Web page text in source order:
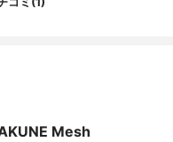
Mesh